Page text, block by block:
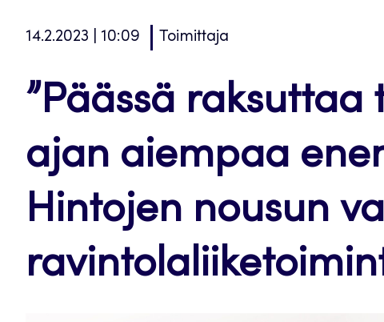
14.2.2023 | 10:09 Toimittaja
”Päässä raksuttaa
ajan aiempaa
Hintojen nousun